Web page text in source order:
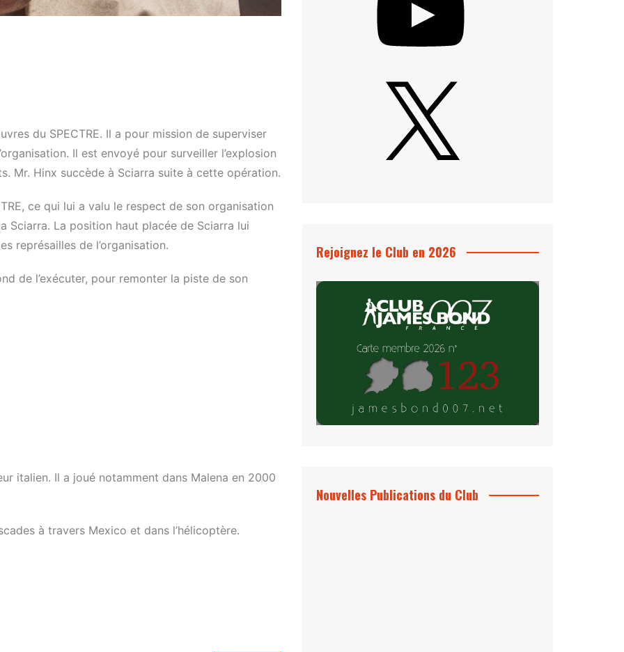
Casino Royale
Skyfall
du SPECTRE. Il a pour mission de superviser
Il est envoyé pour surveiller l’explosion
Mr. Hinx succède à Sciarra suite à cette opération.
ce qui lui a valu le respect de son organisation
Sciarra. La position haut placée de Sciarra lui
représailles de l’organisation.
de l’exécuter, pour remonter la piste de son
italien. Il a joué notamment dans Malena en 2000
à travers Mexico et dans l’hélicoptère.
Rejoignez le Club en 2026
Nouvelles Publications du Club